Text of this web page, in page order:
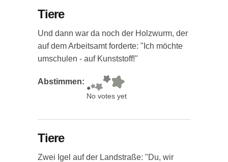
Tiere
Und dann war da noch der Holzwurm, der
auf dem Arbeitsamt forderte: "Ich möchte
umschulen - auf Kunststoff!"
Abstimmen:
No votes yet
Tiere
Zwei Igel auf der Landstraße: "Du, wir